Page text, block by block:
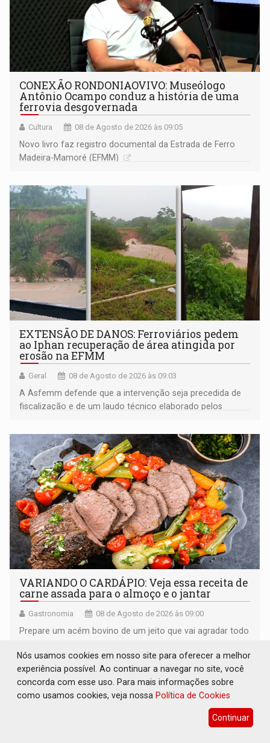
CONEXÃO RONDONIAOVIVO: Museólogo
Antônio Ocampo conduz a história de uma
ferrovia desgovernada
Cultura 08 de Agosto de 2026 às 09:05
Novo livro faz registro documental da Estrada de Ferro
Madeira-Mamoré (EFMM)
EXTENSÃO DE DANOS: Ferroviários pedem
ao Iphan recuperação de área atingida por
erosão na EFMM
Geral 08 de Agosto de 2026 às 09:03
A Asfemm defende que a intervenção seja precedida de
fiscalização e de um laudo técnico elaborado pelos
VARIANDO O CARDÁPIO: Veja essa receita de
carne assada para o almoço e o jantar
Gastronomia 08 de Agosto de 2026 às 09:00
Prepare um acém bovino de um jeito que vai agradar todo
Nós usamos cookies em nosso site para oferecer a melhor
experiência possível. Ao continuar a navegar no site, você
concorda com esse uso. Para mais informações sobre
como usamos cookies, veja nossa Política de Cookies
Continuar